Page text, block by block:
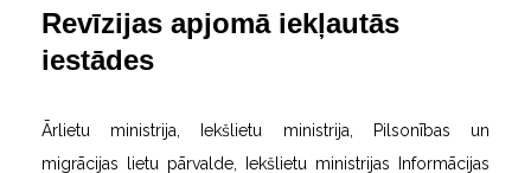
Revīzijas apjomā iekļautās
iestādes
Ārlietu ministrija, Iekšlietu ministrija, Pilsonības un
migrācijas lietu pārvalde, Iekšlietu ministrijas Informācijas